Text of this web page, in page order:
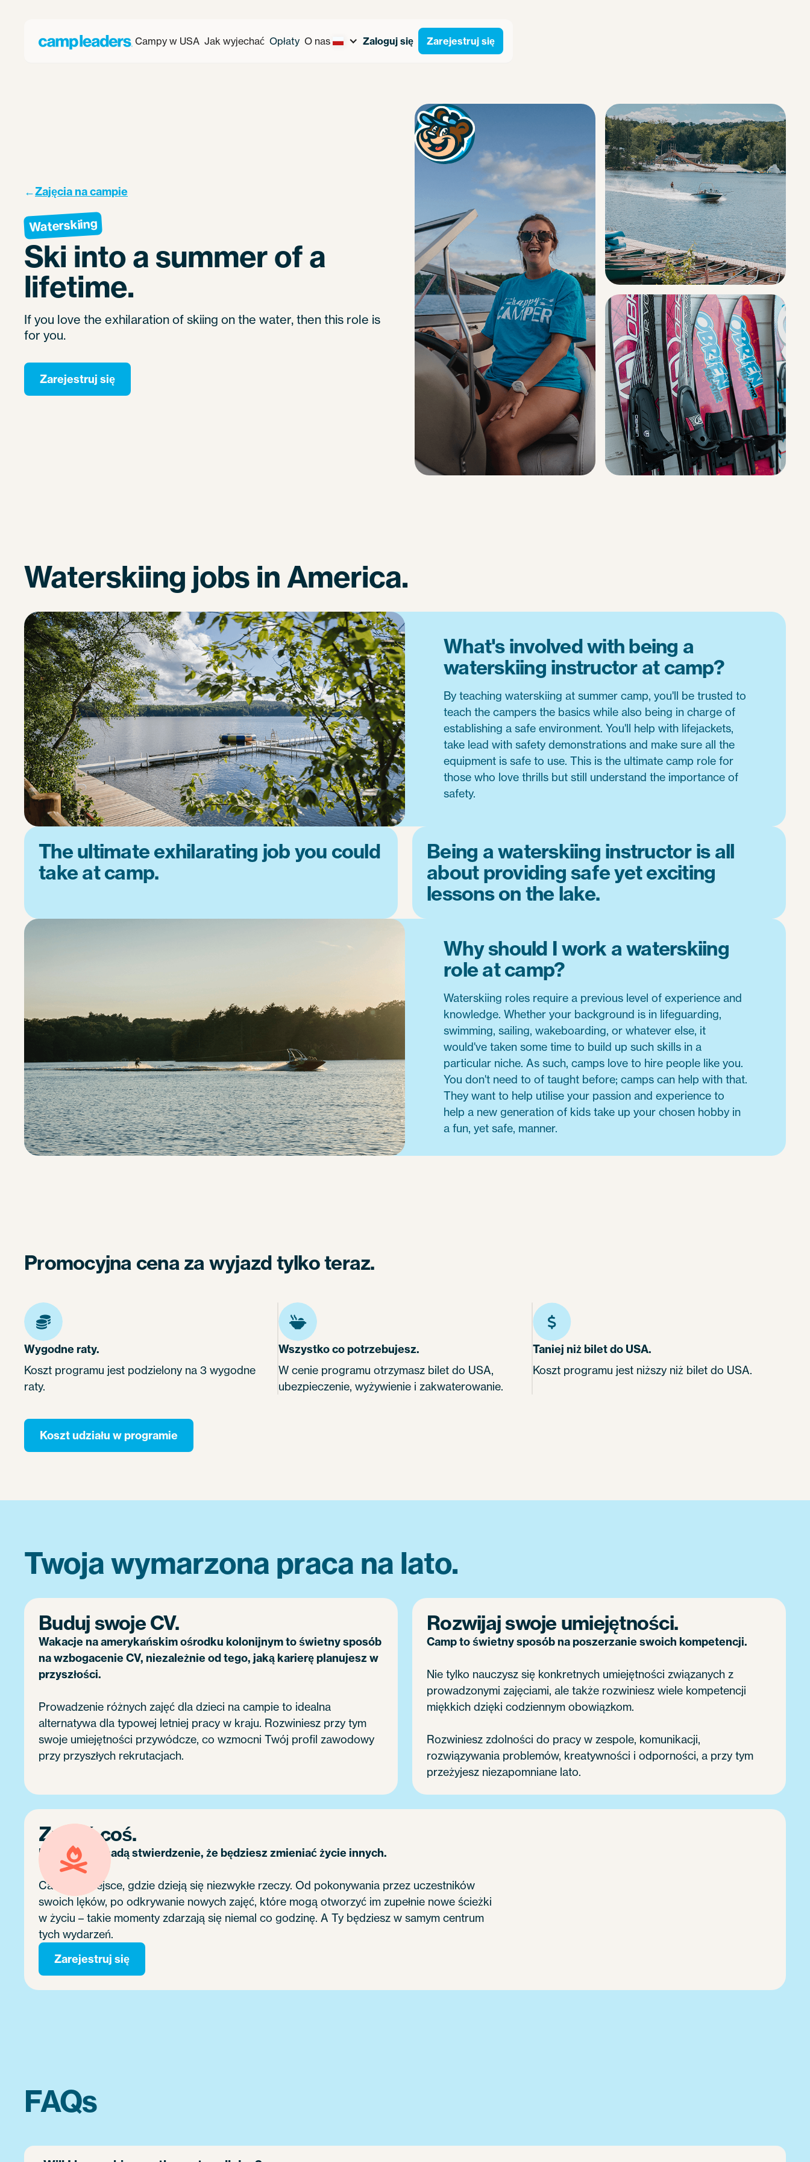
Campy w USA Jak wyjechać Opłaty O nas Zaloguj się Zarejestruj się
←Zajęcia na campie
Waterskiing
Ski into a summer of a
lifetime.
If you love the exhilaration of skiing on the water, then this role is
for you.
Zarejestruj się
Waterskiing jobs in America.
What's involved with being a
waterskiing instructor at camp?
By teaching waterskiing at summer camp, you'll be trusted to
teach the campers the basics while also being in charge of
establishing a safe environment. You'll help with lifejackets,
take lead with safety demonstrations and make sure all the
equipment is safe to use. This is the ultimate camp role for
those who love thrills but still understand the importance of
safety.
The ultimate exhilarating job you could
take at camp.
Being a waterskiing instructor is all
about providing safe yet exciting
lessons on the lake.
Why should I work a waterskiing
role at camp?
Waterskiing roles require a previous level of experience and
knowledge. Whether your background is in lifeguarding,
swimming, sailing, wakeboarding, or whatever else, it
would've taken some time to build up such skills in a
particular niche. As such, camps love to hire people like you.
You don't need to of taught before; camps can help with that.
They want to help utilise your passion and experience to
help a new generation of kids take up your chosen hobby in
a fun, yet safe, manner.
Promocyjna cena za wyjazd tylko teraz.
Wygodne raty.
Koszt programu jest podzielony na 3 wygodne
raty.
Wszystko co potrzebujesz.
W cenie programu otrzymasz bilet do USA,
ubezpieczenie, wyżywienie i zakwaterowanie.
Taniej niż bilet do USA.
Koszt programu jest niższy niż bilet do USA.
Koszt udziału w programie
Twoja wymarzona praca na lato.
Buduj swoje CV.
Wakacje na amerykańskim ośrodku kolonijnym to świetny sposób
na wzbogacenie CV, niezależnie od tego, jaką karierę planujesz w
przyszłości.
Prowadzenie różnych zajęć dla dzieci na campie to idealna
alternatywa dla typowej letniej pracy w kraju. Rozwiniesz przy tym
swoje umiejętności przywódcze, co wzmocni Twój profil zawodowy
przy przyszłych rekrutacjach.
Rozwijaj swoje umiejętności.
Camp to świetny sposób na poszerzanie swoich kompetencji.
Nie tylko nauczysz się konkretnych umiejętności związanych z
prowadzonymi zajęciami, ale także rozwiniesz wiele kompetencji
miękkich dzięki codziennym obowiązkom.
Rozwiniesz zdolności do pracy w zespole, komunikacji,
rozwiązywania problemów, kreatywności i odporności, a przy tym
przeżyjesz niezapomniane lato.
Zmień coś.
Nie jest przesadą stwierdzenie, że będziesz zmieniać życie innych.
Camp to miejsce, gdzie dzieją się niezwykłe rzeczy. Od pokonywania przez uczestników
swoich lęków, po odkrywanie nowych zajęć, które mogą otworzyć im zupełnie nowe ścieżki
w życiu – takie momenty zdarzają się niemal co godzinę. A Ty będziesz w samym centrum
tych wydarzeń.
Zarejestruj się
FAQs